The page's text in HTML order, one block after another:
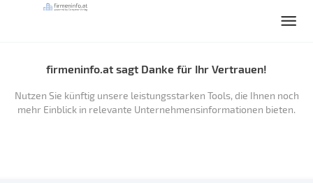
firmeninfo.at sagt Danke für Ihr Vertrauen!
Nutzen Sie künftig unsere leistungsstarken Tools, die Ihnen noch
mehr Einblick in relevante Unternehmensinformationen bieten.